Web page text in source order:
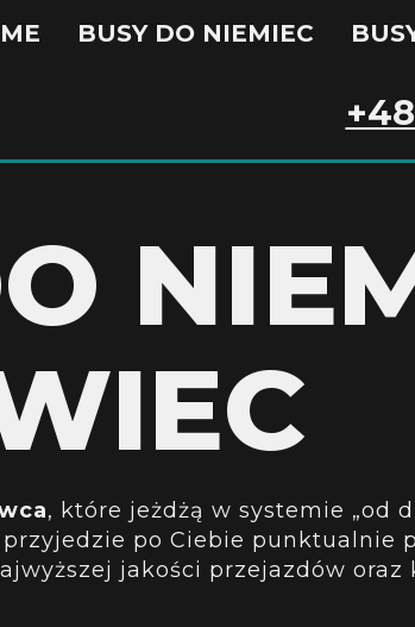
BUSY DO NIEMIEC
, które jeżdżą w systemie „od
po Ciebie punktualnie
jakości przejazdów oraz